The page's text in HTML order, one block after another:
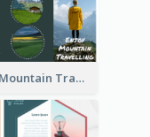
Enjoy Mountain Travelling Brochure